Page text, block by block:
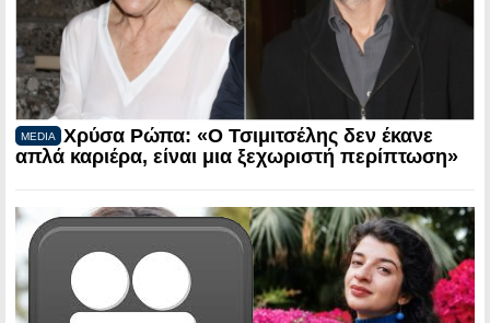
MEDIA
Χρύσα Ρώπα: «Ο Τσιμιτσέλης δεν έκανε
απλά καριέρα, είναι μια ξεχωριστή περίπτωση»